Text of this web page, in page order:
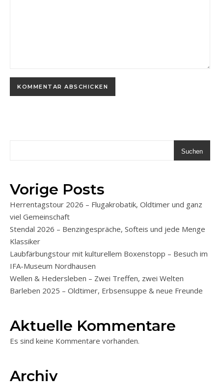
Suchen
Vorige Posts
Herrentagstour 2026 – Flugakrobatik, Oldtimer und ganz
viel Gemeinschaft
Stendal 2026 – Benzingespräche, Softeis und jede Menge
Klassiker
Laubfärbungstour mit kulturellem Boxenstopp – Besuch im
IFA-Museum Nordhausen
Wellen & Hedersleben – Zwei Treffen, zwei Welten
Barleben 2025 – Oldtimer, Erbsensuppe & neue Freunde
Aktuelle Kommentare
Es sind keine Kommentare vorhanden.
Archiv